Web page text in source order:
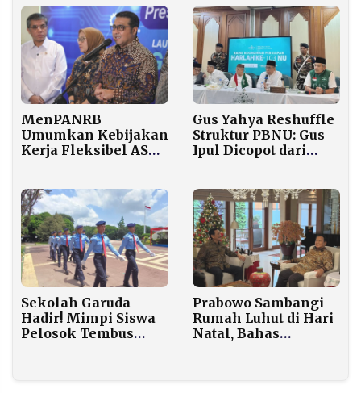
MenPANRB
Umumkan Kebijakan
Kerja Fleksibel ASN
Gus Yahya Reshuffle
Struktur PBNU: Gus
Ipul Dicopot dari
Sekolah Garuda
Hadir! Mimpi Siswa
Pelosok Tembus
Prabowo Sambangi
Rumah Luhut di Hari
Natal, Bahas